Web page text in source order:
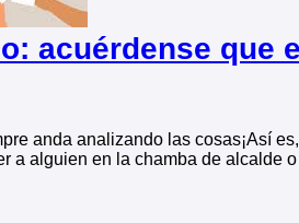
acuérdense que
anda analizando las cosas¡Así
a alguien en la chamba de alcalde